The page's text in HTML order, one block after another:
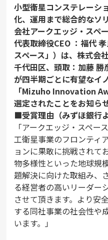
小型衛星コンステレーシ
化、運用まで総合的なソ
会社アークエッジ・スペ
代表取締役CEO ：福代
スペース」）は、株式会
千代田区、頭取：加藤 勝
が四半期ごとに有望なイ
「Mizuho Innovation
選定されたことをお知ら
■受賞理由（みずほ銀行よ
「アークエッジ・スペー
工衛星事業のフロンティ
ョンに果敢に挑戦されて
物多様性といった地球規
題解決に向けた取組み、
る経営者の高いリーダー
させて頂きます。より安
する同社事業の社会性や
います。」